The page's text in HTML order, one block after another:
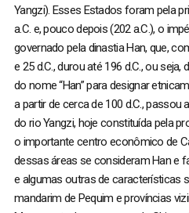
Yangzi). Esses Estados foram pela
a.C. e, pouco depois (202 a.C.), o
governado pela dinastia Han, que,
e 25 d.C., durou até 196 d.C., ou
do nome “Han” para designar
a partir de cerca de 100 d.C.,
do rio Yangzi, hoje constituída pela
o importante centro econômico de
dessas áreas se consideram Han e
e algumas outras de características
mandarim de Pequim e províncias